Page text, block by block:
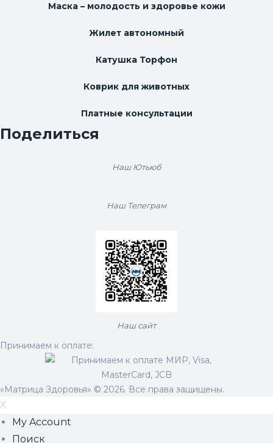
Маска – молодость и здоровье кожи
Жилет автономный
Катушка Торфон
Коврик для животных
Платные консультации
Поделиться
Наш Ютьюб
Наш Телеграм
Наш сайт
Принимаем к оплате:
«Матрица Здоровья» © 2026. Все права защищены.
X
My Account
Поиск